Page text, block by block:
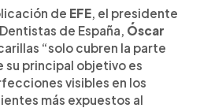
advierten sobre el
siempre la
Con el cuidado adecuado,
naturales y
de EFE, el presidente
de España, Óscar
“solo cubren la parte
principal objetivo es
visibles en los
más expuestos al